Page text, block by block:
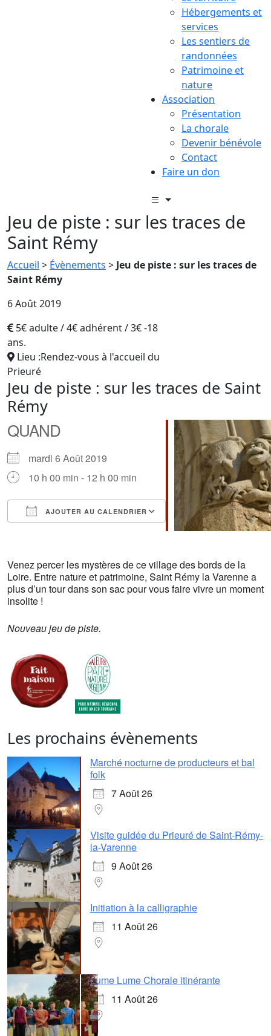
Hébergements et
services
Les sentiers de
randonnées
Patrimoine et
nature
Association
Présentation
La chorale
Devenir bénévole
Contact
Faire un don
Jeu de piste : sur les traces de
Saint Rémy
Accueil > Évènements > Jeu de piste : sur les traces de
Saint Rémy
6 Août 2019
5€ adulte / 4€ adhérent / 3€ -18
ans.
Lieu :Rendez-vous à l'accueil du
Prieuré
Jeu de piste : sur les traces de Saint
Rémy
QUAND
mardi 6 Août 2019
10 h 00 min - 12 h 00 min
AJOUTER AU CALENDRIER
Outlook Live
Venez percer les mystères de ce village des bords de la
Loire. Entre nature et patrimoine, Saint Rémy la Varenne a
plus d’un tour dans son sac pour vous faire vivre un moment
insolite !
Nouveau jeu de piste.
Les prochains évènements
Marché nocturne de producteurs et bal
folk
7 Août 26
Visite guidée du Prieuré de Saint-Rémy-
la-Varenne
9 Août 26
Initiation à la calligraphie
11 Août 26
Lume Lume Chorale itinérante
11 Août 26